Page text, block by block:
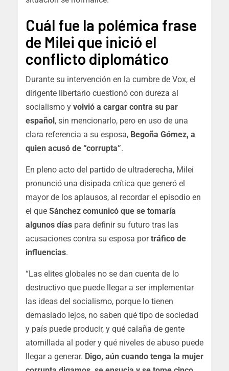
Cuál fue la polémica frase
de Milei que inició el
conflicto diplomático
Durante su intervención en la cumbre de Vox, el
dirigente libertario cuestionó con dureza al
socialismo y volvió a cargar contra su par
español, sin mencionarlo, pero en uso de una
clara referencia a su esposa, Begoña Gómez, a
quien acusó de “corrupta”.
En pleno acto del partido de ultraderecha, Milei
pronunció una disipada crítica que generó el
mayor de los aplausos, al recordar el episodio en
el que Sánchez comunicó que se tomaría
algunos días para definir su futuro tras las
acusaciones contra su esposa portráfico de
influencias.
“Las elites globales no se dan cuenta de lo
destructivo que puede llegar a ser implementar
las ideas del socialismo, porque lo tienen
demasiado lejos, no saben qué tipo de sociedad
y país puede producir, y qué calaña de gente
atornillada al poder y qué niveles de abuso puede
llegar a generar. Digo, aún cuando tenga la mujer